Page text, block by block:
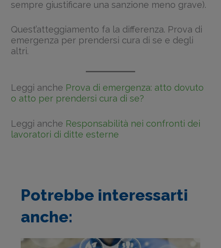
sempre giustificare una sanzione meno grave).
Quest’atteggiamento fa la differenza. Prova di
emergenza per prendersi cura di se e degli
altri.
Leggi anche ​ Prova di emergenza: atto dovuto
o atto per prendersi cura di se?
Leggi anche ​ Responsabilità nei confronti dei
lavoratori di ditte esterne
Potrebbe interessarti
anche: